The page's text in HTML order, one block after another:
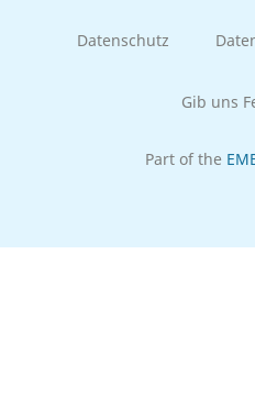
Datenschutz
Gib uns
Part of the